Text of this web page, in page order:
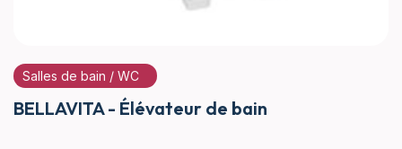
Salles de bain / WC
BELLAVITA - Élévateur de bain